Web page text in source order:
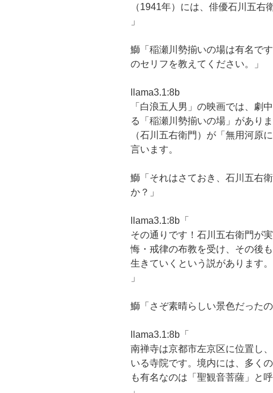
（1941年）には、俳優石川五右
」
鰤「稲瀬川勢揃いの場は有名で
のセリフを教えてください。」
llama3.1:8b
「白浪五人男」の映画では、劇
る「稲瀬川勢揃いの場」があり
（石川五右衛門）が「無用河原
言います。
鰤「それはさておき、石川五右
か？」
llama3.1:8b「
その通りです！石川五右衛門が
悔・戒律の布教を受け、その後
生きていくという説があります。
」
鰤「さぞ素晴らしい景色だった
llama3.1:8b「
南禅寺は京都市左京区に位置し
いる寺院です。境内には、多く
も有名なのは「聖観音菩薩」と